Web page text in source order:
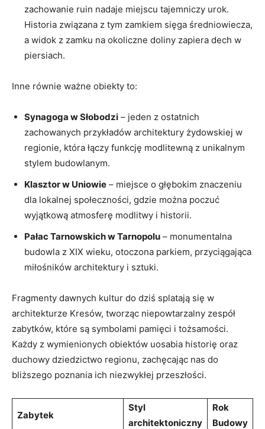
zachowanie ruin nadaje miejscu tajemniczy urok.
Historia związana z tym zamkiem sięga średniowiecza,
a widok z zamku na okoliczne doliny zapiera dech w
piersiach.
Inne równie ważne obiekty to:
Synagoga w Słobodzi – jeden z ostatnich
zachowanych przykładów architektury żydowskiej w
regionie, która łączy funkcję modlitewną z unikalnym
stylem budowlanym.
Klasztor w Uniowie – miejsce o głębokim znaczeniu
dla lokalnej społeczności, gdzie można poczuć
wyjątkową atmosferę modlitwy i historii.
Pałac Tarnowskich w Tarnopolu – monumentalna
budowla z XIX wieku, otoczona parkiem, przyciągająca
miłośników architektury i sztuki.
Fragmenty dawnych kultur do dziś splatają się w
architekturze Kresów, tworząc niepowtarzalny zespół
zabytków, które są symbolami pamięci i tożsamości.
Każdy z wymienionych obiektów uosabia historię oraz
duchowy dziedzictwo regionu, zachęcając nas do
bliższego poznania ich niezwykłej przeszłości.
Zabytek
Styl
architektoniczny
Rok
Budowy